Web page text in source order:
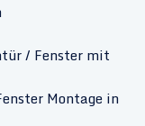
/ Fenster mit
Montage in